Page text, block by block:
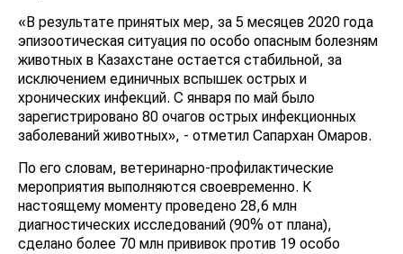
«В результате принятых мер, за 5 месяцев 2020 года
эпизоотическая ситуация по особо опасным болезням
животных в Казахстане остается стабильной, за
исключением единичных вспышек острых и
хронических инфекций. С января по май было
зарегистрировано 80 очагов острых инфекционных
заболеваний животных», - отметил Сапархан Омаров.
По его словам, ветеринарно-профилактические
мероприятия выполняются своевременно. К
настоящему моменту проведено 28,6 млн
диагностических исследований (90% от плана),
сделано более 70 млн прививок против 19 особо